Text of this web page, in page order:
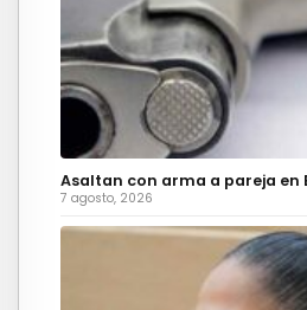
Asaltan con arma a pareja en
7 agosto, 2026